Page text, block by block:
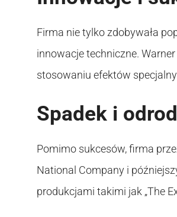
Firma nie tylko zdobywała
innowacje techniczne.
stosowaniu efektów
Spadek i
Pomimo sukcesów, firma
National Company i
produkcjami takimi jak „The